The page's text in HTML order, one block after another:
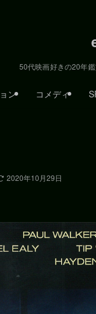
50代映画好きの20年
ン コメディ
2020年10月29日